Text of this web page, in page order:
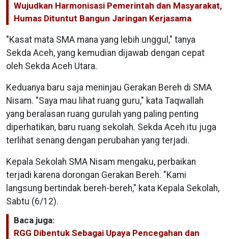
Wujudkan Harmonisasi Pemerintah dan Masyarakat,
Humas Dituntut Bangun Jaringan Kerjasama
"Kasat mata SMA mana yang lebih unggul," tanya
Sekda Aceh, yang kemudian dijawab dengan cepat
oleh Sekda Aceh Utara.
Keduanya baru saja meninjau Gerakan Bereh di SMA
Nisam. "Saya mau lihat ruang guru," kata Taqwallah
yang beralasan ruang gurulah yang paling penting
diperhatikan, baru ruang sekolah. Sekda Aceh itu juga
terlihat senang dengan perubahan yang terjadi.
Kepala Sekolah SMA Nisam mengaku, perbaikan
terjadi karena dorongan Gerakan Bereh. "Kami
langsung bertindak bereh-bereh," kata Kepala Sekolah,
Sabtu (6/12).
Baca juga:
RGG Dibentuk Sebagai Upaya Pencegahan dan